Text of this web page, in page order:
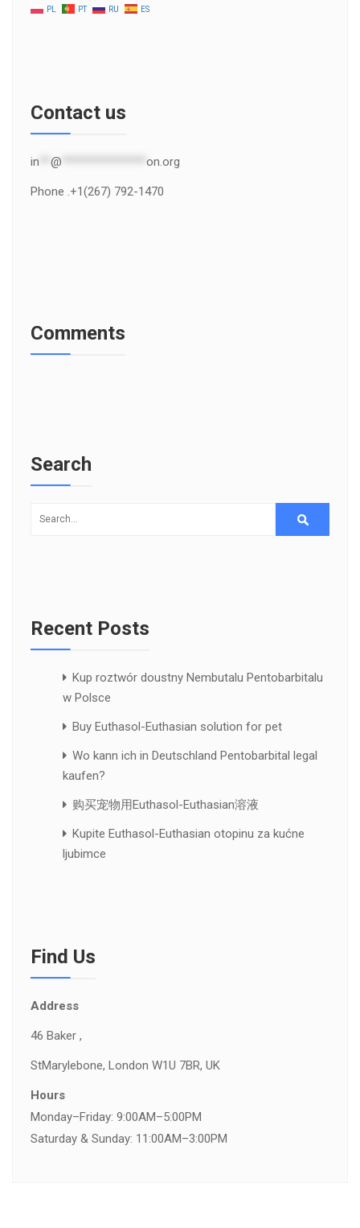
PL PT RU ES
Contact us
in @ on.org
Phone .+1(267) 792-1470
Comments
Search
Recent Posts
Kup roztwór doustny Nembutalu Pentobarbitalu
w Polsce
Buy Euthasol-Euthasian solution for pet
Wo kann ich in Deutschland Pentobarbital legal
kaufen?
购买宠物用Euthasol-Euthasian溶液
Kupite Euthasol-Euthasian otopinu za kućne
ljubimce
Find Us
Address
46 Baker ,
StMarylebone, London W1U 7BR, UK
Hours
Monday–Friday: 9:00AM–5:00PM
Saturday & Sunday: 11:00AM–3:00PM